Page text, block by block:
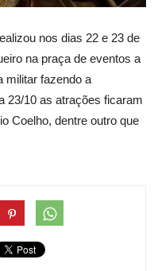
nos dias 22 e 23 de
na praça de eventos a
militar fazendo a
23/10 as atrações ficaram
Coelho, dentre outro que